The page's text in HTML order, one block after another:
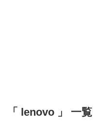
「 lenovo 」 一覧